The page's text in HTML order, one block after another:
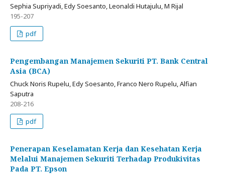
Sephia Supriyadi, Edy Soesanto, Leonaldi Hutajulu, M Rijal
195-207
pdf
Pengembangan Manajemen Sekuriti PT. Bank Central
Asia (BCA)
Chuck Noris Rupelu, Edy Soesanto, Franco Nero Rupelu, Alfian
Saputra
208-216
pdf
Penerapan Keselamatan Kerja dan Kesehatan Kerja
Melalui Manajemen Sekuriti Terhadap Produkivitas
Pada PT. Epson